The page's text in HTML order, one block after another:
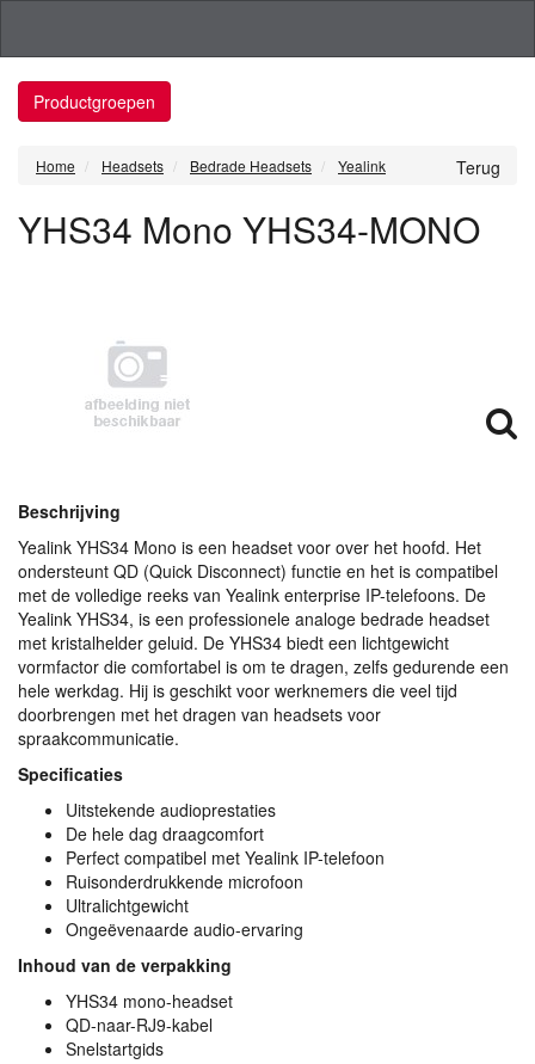
Productgroepen
Terug
Home Headsets Bedrade Headsets Yealink
YHS34 Mono YHS34-MONO
Beschrijving
Yealink YHS34 Mono is een headset voor over het hoofd. Het
ondersteunt QD (Quick Disconnect) functie en het is compatibel
met de volledige reeks van Yealink enterprise IP-telefoons. De
Yealink YHS34, is een professionele analoge bedrade headset
met kristalhelder geluid. De YHS34 biedt een lichtgewicht
vormfactor die comfortabel is om te dragen, zelfs gedurende een
hele werkdag. Hij is geschikt voor werknemers die veel tijd
doorbrengen met het dragen van headsets voor
spraakcommunicatie.
Specificaties
Uitstekende audioprestaties
De hele dag draagcomfort
Perfect compatibel met Yealink IP-telefoon
Ruisonderdrukkende microfoon
Ultralichtgewicht
Ongeëvenaarde audio-ervaring
Inhoud van de verpakking
YHS34 mono-headset
QD-naar-RJ9-kabel
Snelstartgids